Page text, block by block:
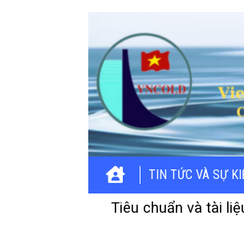
TIN TỨC VÀ SỰ
Tiêu chuẩn và tài